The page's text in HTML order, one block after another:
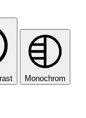
Monochrom